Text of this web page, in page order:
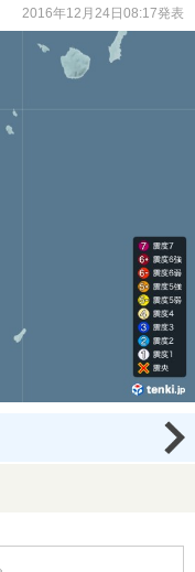
2016年12月24日08:17発表